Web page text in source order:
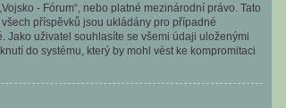
- Fórum“, nebo platné mezinárodní právo. Tato
příspěvků jsou ukládány pro případné
Jako uživatel souhlasíte se všemi údaji uloženými
do systému, který by mohl vést ke kompromitaci